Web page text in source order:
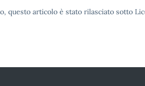
questo articolo è stato rilasciato sotto